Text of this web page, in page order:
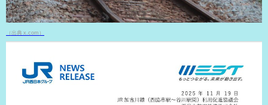
（出典 x.com）